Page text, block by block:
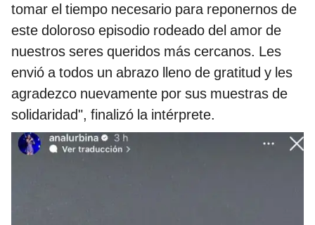
tomar el tiempo necesario para reponernos de
este doloroso episodio rodeado del amor de
nuestros seres queridos más cercanos. Les
envió a todos un abrazo lleno de gratitud y les
agradezco nuevamente por sus muestras de
solidaridad", finalizó la intérprete.